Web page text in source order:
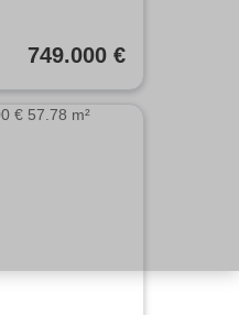
749.000 €